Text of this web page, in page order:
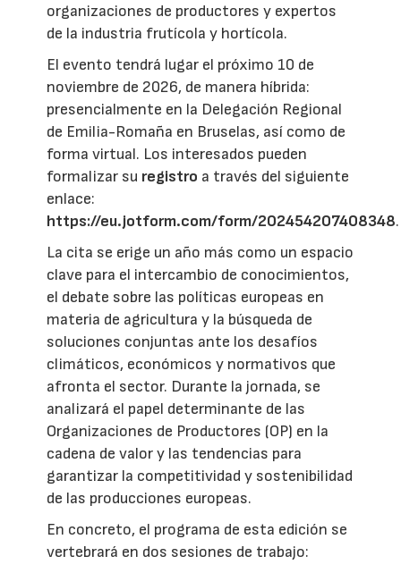
organizaciones de productores y expertos
de la industria frutícola y hortícola.
El evento tendrá lugar el próximo 10 de
noviembre de 2026, de manera híbrida:
presencialmente en la Delegación Regional
de Emilia-Romaña en Bruselas, así como de
forma virtual. Los interesados pueden
formalizar su registro a través del siguiente
enlace:
https://eu.jotform.com/form/202454207408348.
La cita se erige un año más como un espacio
clave para el intercambio de conocimientos,
el debate sobre las políticas europeas en
materia de agricultura y la búsqueda de
soluciones conjuntas ante los desafíos
climáticos, económicos y normativos que
afronta el sector. Durante la jornada, se
analizará el papel determinante de las
Organizaciones de Productores (OP) en la
cadena de valor y las tendencias para
garantizar la competitividad y sostenibilidad
de las producciones europeas.
En concreto, el programa de esta edición se
vertebrará en dos sesiones de trabajo: